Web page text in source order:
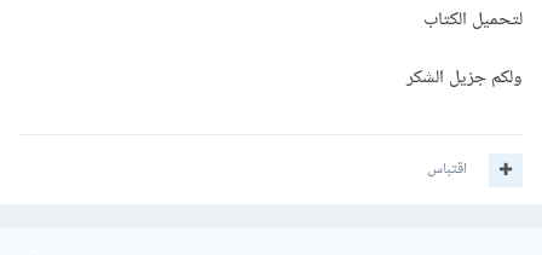
لتحميل الكتاب
ولكم جزيل الشكر
اقتباس